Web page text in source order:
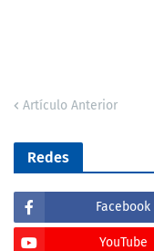
Artículo Anterior
Redes
Facebook
YouTube